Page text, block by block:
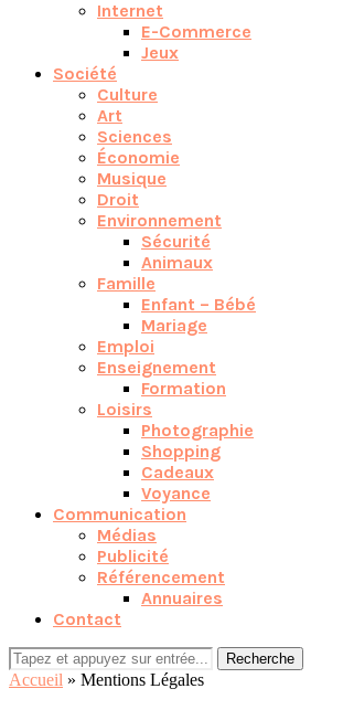
Internet
E-Commerce
Jeux
Société
Culture
Art
Sciences
Économie
Musique
Droit
Environnement
Sécurité
Animaux
Famille
Enfant – Bébé
Mariage
Emploi
Enseignement
Formation
Loisirs
Photographie
Shopping
Cadeaux
Voyance
Communication
Médias
Publicité
Référencement
Annuaires
Contact
Recherche
Accueil » Mentions Légales